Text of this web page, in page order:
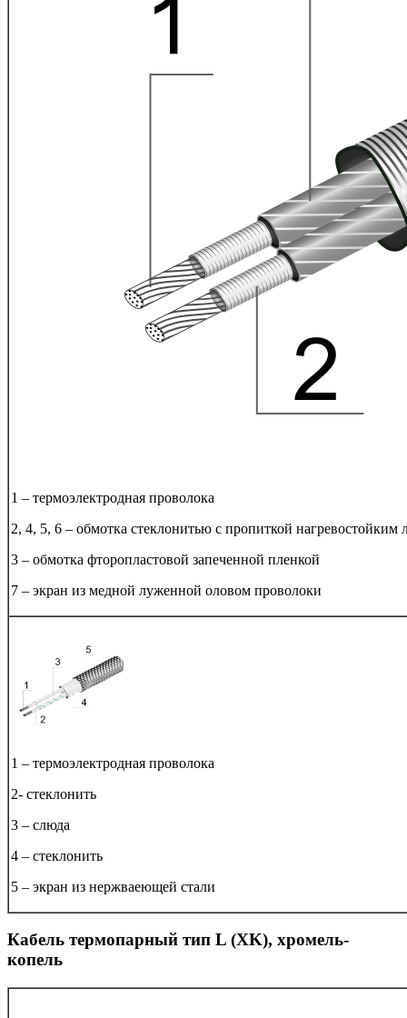
1 – термоэлектродная проволока
2, 4, 5, 6 – обмотка стеклонитью с пропиткой нагревостойким
3 – обмотка фторопластовой запеченной пленкой
7 – экран из медной луженной оловом проволоки
1 – термоэлектродная проволока
2- стеклонить
3 – слюда
4 – стеклонить
5 – экран из нержваеющей стали
Кабель термопарный тип L (ХK), хромель-
копель